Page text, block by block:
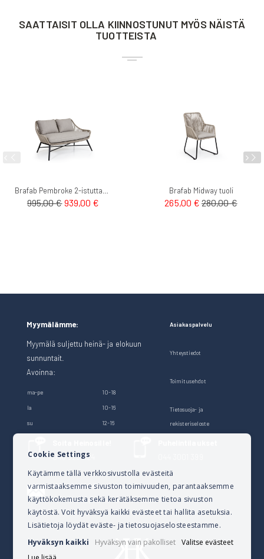
SAATTAISIT OLLA KIINNOSTUNUT MYÖS NÄISTÄ
TUOTTEISTA
995,00 €Tarjoushinta
939,00 €
Brafab Midway tuoli
265,00 € 280,00 €
Myymälämme:
Myymälä suljettu heinä- ja elokuun
sunnuntait.
Avoinna:
ma-pe 10-18
la 10-16
su 12-16
Asiakaspalvelu
Yhteystiedot
Toimitusehdot
Tietosuoja- ja
rekisteriseloste
040 528 1124
Lähetä sähköpostia
verkkokauppa@kalusteheinoset.fi
Cookie Settings
Käytämme tällä verkkosivustolla evästeitä
varmistaaksemme sivuston toimivuuden, parantaaksemme
käyttökokemusta sekä kerätäksemme tietoa sivuston
käytöstä. Voit hyväksyä kaikki evästeet tai hallita asetuksia.
Lisätietoja löydät eväste- ja tietosuojaselosteestamme.
Hyväksyn kaikki
Hyväksyn vain pakolliset
Valitse evästeet